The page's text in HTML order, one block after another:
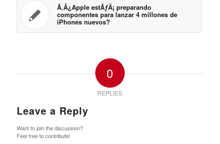
Ã‚Â¿Apple estÃƒÂ¡ preparando
componentes para lanzar 4 millones de
iPhones nuevos?
0
REPLIES
Leave a Reply
Want to join the discussion?
Feel free to contribute!